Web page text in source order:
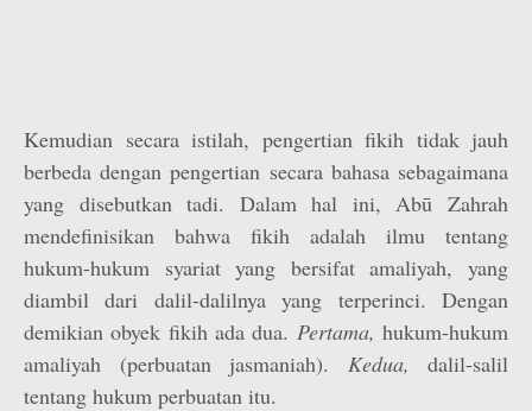
Kemudian secara istilah, pengertian fikih tidak jauh
berbeda dengan pengertian secara bahasa sebagaimana
yang disebutkan tadi. Dalam hal ini, Abū Zahrah
mendefinisikan bahwa fikih adalah ilmu tentang
hukum-hukum syariat yang bersifat amaliyah, yang
diambil dari dalil-dalilnya yang terperinci. Dengan
demikian obyek fikih ada dua. Pertama,hukum-hukum
amaliyah (perbuatan jasmaniah). Kedua, dalil-salil
tentang hukum perbuatan itu.